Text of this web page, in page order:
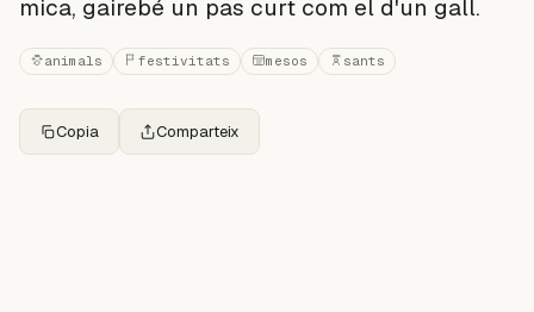
mica, gairebé un pas curt com el d'un gall.
animals festivitats mesos sants
Copia Comparteix